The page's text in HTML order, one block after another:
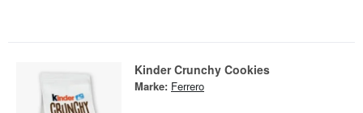
Kinder Crunchy Cookies
Marke: Ferrero